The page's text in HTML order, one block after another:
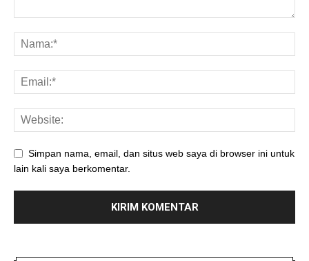
Simpan nama, email, dan situs web saya di browser ini untuk
lain kali saya berkomentar.